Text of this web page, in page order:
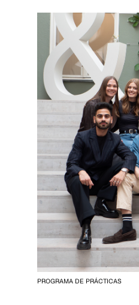
PROGRAMA DE PRÁCTICAS